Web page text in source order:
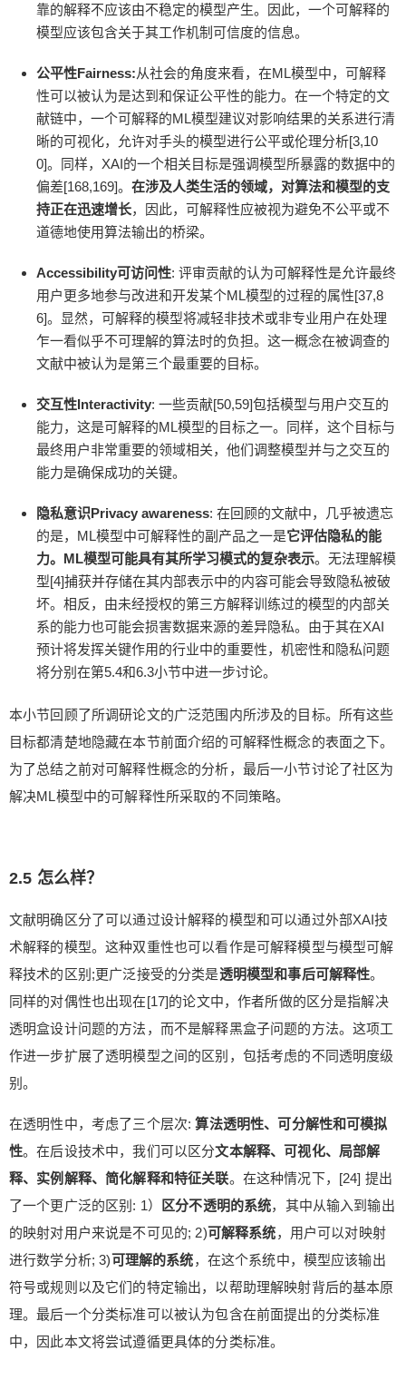
靠的解释不应该由不稳定的模型产生。因此，一个可解释的
模型应该包含关于其工作机制可信度的信息。
公平性Fairness:从社会的角度来看，在ML模型中，可解释
性可以被认为是达到和保证公平性的能力。在一个特定的文
献链中，一个可解释的ML模型建议对影响结果的关系进行清
晰的可视化，允许对手头的模型进行公平或伦理分析[3,10
0]。同样，XAI的一个相关目标是强调模型所暴露的数据中的
偏差[168,169]。 在涉及人类生活的领域，对算法和模型的支
持正在迅速增长，因此，可解释性应被视为避免不公平或不
道德地使用算法输出的桥梁。
Accessibility可访问性: 评审贡献的认为可解释性是允许最终
用户更多地参与改进和开发某个ML模型的过程的属性[37,8
6]。显然，可解释的模型将减轻非技术或非专业用户在处理
乍一看似乎不可理解的算法时的负担。这一概念在被调查的
文献中被认为是第三个最重要的目标。
交互性Interactivity: 一些贡献[50,59]包括模型与用户交互的
能力，这是可解释的ML模型的目标之一。同样，这个目标与
最终用户非常重要的领域相关，他们调整模型并与之交互的
能力是确保成功的关键。
隐私意识Privacy awareness: 在回顾的文献中，几乎被遗忘
的是，ML模型中可解释性的副产品之一是它评估隐私的能
力。 ML模型可能具有其所学习模式的复杂表示。无法理解模
型[4]捕获并存储在其内部表示中的内容可能会导致隐私被破
坏。相反，由未经授权的第三方解释训练过的模型的内部关
系的能力也可能会损害数据来源的差异隐私。由于其在XAI
预计将发挥关键作用的行业中的重要性，机密性和隐私问题
将分别在第5.4和6.3小节中进一步讨论。
本小节回顾了所调研论文的广泛范围内所涉及的目标。所有这些
目标都清楚地隐藏在本节前面介绍的可解释性概念的表面之下。
为了总结之前对可解释性概念的分析，最后一小节讨论了社区为
解决ML模型中的可解释性所采取的不同策略。
2.5 怎么样？
文献明确区分了可以通过设计解释的模型和可以通过外部XAI技
术解释的模型。这种双重性也可以看作是可解释模型与模型可解
释技术的区别;更广泛接受的分类是透明模型和事后可解释性。
同样的对偶性也出现在[17]的论文中，作者所做的区分是指解决
透明盒设计问题的方法，而不是解释黑盒子问题的方法。这项工
作进一步扩展了透明模型之间的区别，包括考虑的不同透明度级
别。
在透明性中，考虑了三个层次:算法透明性、可分解性和可模拟
性。在后设技术中，我们可以区分文本解释、可视化、局部解
释、实例解释、简化解释和特征关联。在这种情况下，[24] 提出
了一个更广泛的区别: 1）
区分不透明的系统，其中从输入到输出
的映射对用户来说是不可见的; 2)可解释系统，用户可以对映射
进行数学分析; 3)可理解的系统，在这个系统中，模型应该输出
符号或规则以及它们的特定输出，以帮助理解映射背后的基本原
理。最后一个分类标准可以被认为包含在前面提出的分类标准
中，因此本文将尝试遵循更具体的分类标准。